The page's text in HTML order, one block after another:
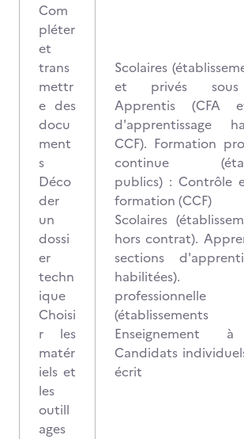
Com
pléter
et
trans
mettr
e des
docu
ment
s
Déco
der
un
dossi
er
techn
ique
Choisi
r les
matér
iels et
les
outill
ages
Scolaires
et privés sous
Apprentis (CFA
d'apprentissage
CCF). Formation
continue
publics) : Contrôle
formation (CCF)
Scolaires
hors contrat).
sections
habilitées).
Enseignement
Candidats
écrit